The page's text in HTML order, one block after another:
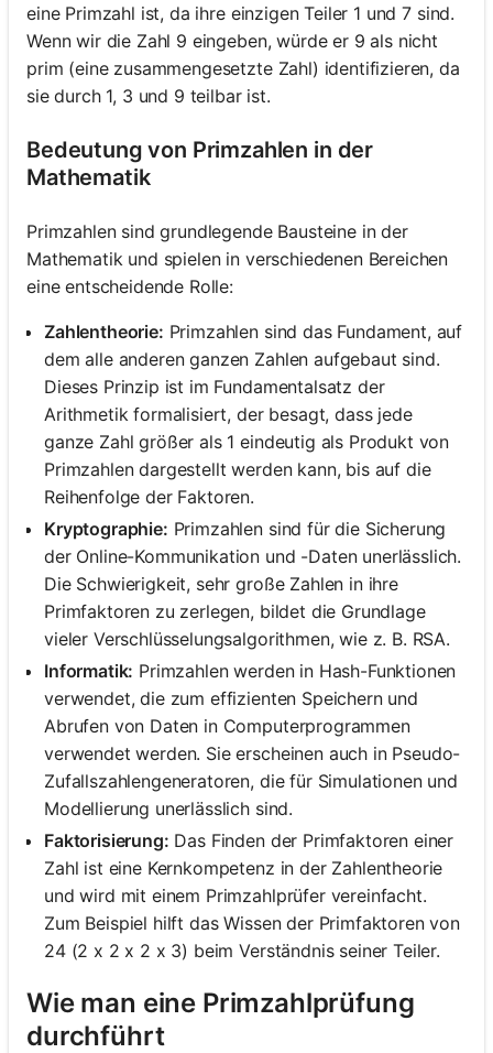
eine Primzahl ist, da ihre einzigen Teiler 1 und 7 sind.
Wenn wir die Zahl 9 eingeben, würde er 9 als nicht
prim (eine zusammengesetzte Zahl) identifizieren, da
sie durch 1, 3 und 9 teilbar ist.
Bedeutung von Primzahlen in der
Mathematik
Primzahlen sind grundlegende Bausteine in der
Mathematik und spielen in verschiedenen Bereichen
eine entscheidende Rolle:
Zahlentheorie: Primzahlen sind das Fundament, auf
dem alle anderen ganzen Zahlen aufgebaut sind.
Dieses Prinzip ist im Fundamentalsatz der
Arithmetik formalisiert, der besagt, dass jede
ganze Zahl größer als 1 eindeutig als Produkt von
Primzahlen dargestellt werden kann, bis auf die
Reihenfolge der Faktoren.
Kryptographie: Primzahlen sind für die Sicherung
der Online-Kommunikation und -Daten unerlässlich.
Die Schwierigkeit, sehr große Zahlen in ihre
Primfaktoren zu zerlegen, bildet die Grundlage
vieler Verschlüsselungsalgorithmen, wie z. B. RSA.
Informatik: Primzahlen werden in Hash-Funktionen
verwendet, die zum effizienten Speichern und
Abrufen von Daten in Computerprogrammen
verwendet werden. Sie erscheinen auch in Pseudo-
Zufallszahlengeneratoren, die für Simulationen und
Modellierung unerlässlich sind.
Faktorisierung: Das Finden der Primfaktoren einer
Zahl ist eine Kernkompetenz in der Zahlentheorie
und wird mit einem Primzahlprüfer vereinfacht.
Zum Beispiel hilft das Wissen der Primfaktoren von
24 (2 x 2 x 2 x 3) beim Verständnis seiner Teiler.
Wie man eine Primzahlprüfung
durchführt